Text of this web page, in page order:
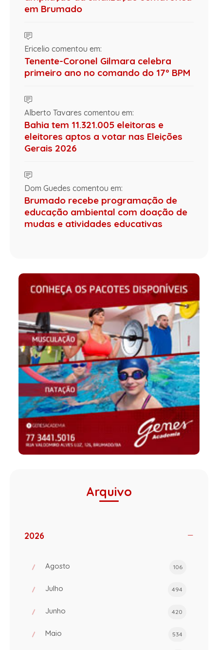
em Brumado
Ericelio comentou em:
Tenente-Coronel Gilmara celebra
primeiro ano no comando do 17º BPM
Alberto Tavares comentou em:
Bahia tem 11.321.005 eleitoras e
eleitores aptos a votar nas Eleições
Gerais 2026
Dom Guedes comentou em:
Brumado recebe programação de
educação ambiental com doação de
mudas e atividades educativas
Arquivo
2026
Agosto 106
Julho 494
Junho 420
Maio 534